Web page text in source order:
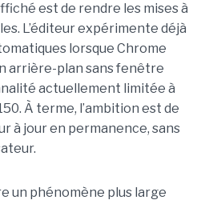
est de rendre les mises à
L’éditeur expérimente déjà
lorsque Chrome
arrière-plan sans fenêtre
actuellement limitée à
À terme, l’ambition est de
à jour en permanence, sans
un phénomène plus large